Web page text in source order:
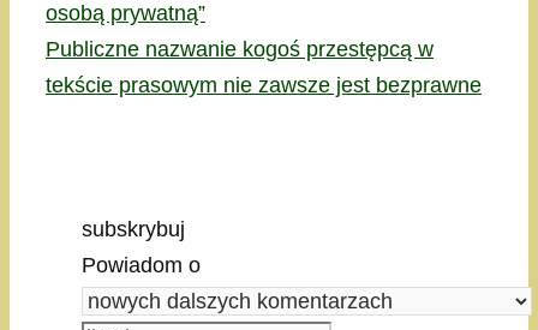
osobą prywatną”
Publiczne nazwanie kogoś przestępcą w
tekście prasowym nie zawsze jest bezprawne
subskrybuj
Powiadom o